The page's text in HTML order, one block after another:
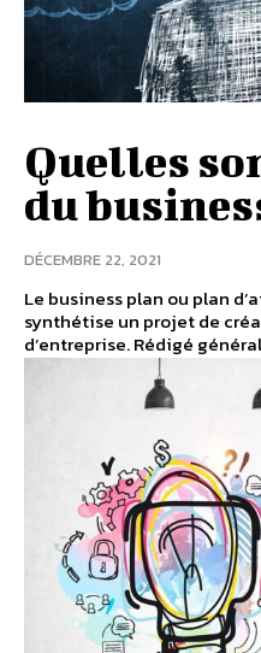
Quelles
du
DÉCEMBRE 22, 2021
Le business plan ou plan
synthétise un projet de
d’entreprise. Rédigé